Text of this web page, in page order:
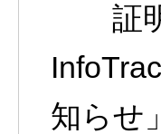
証明
知らせ